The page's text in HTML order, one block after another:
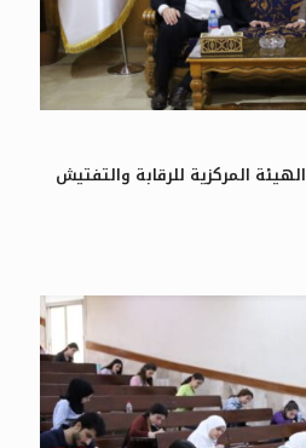
المركزية للرقابة والتفتيش